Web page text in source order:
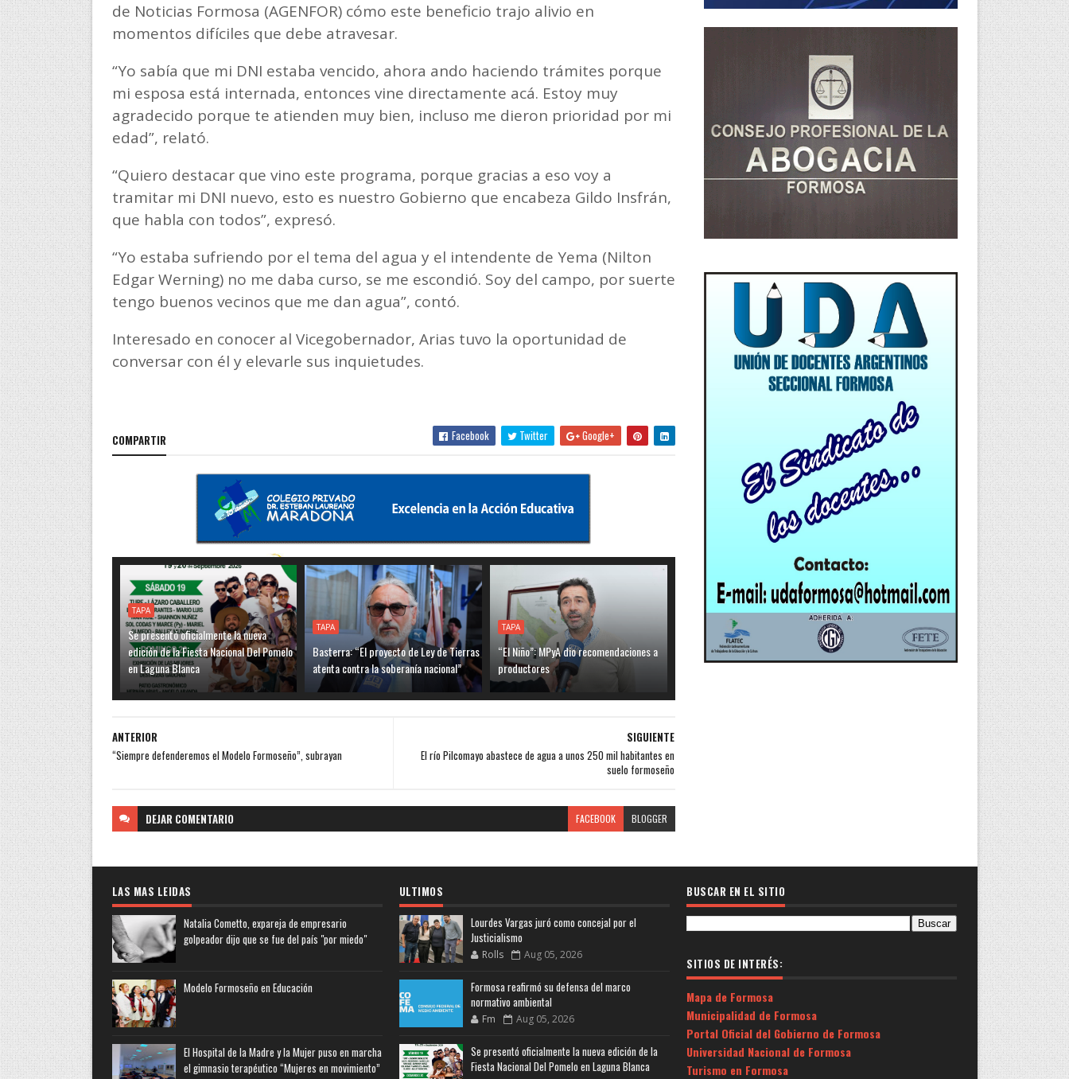
de Noticias Formosa (AGENFOR) cómo este beneficio trajo alivio en
momentos difíciles que debe atravesar.
“Yo sabía que mi DNI estaba vencido, ahora ando haciendo trámites porque
mi esposa está internada, entonces vine directamente acá. Estoy muy
agradecido porque te atienden muy bien, incluso me dieron prioridad por mi
edad”, relató.
“Quiero destacar que vino este programa, porque gracias a eso voy a
tramitar mi DNI nuevo, esto es nuestro Gobierno que encabeza Gildo Insfrán,
que habla con todos”, expresó.
“Yo estaba sufriendo por el tema del agua y el intendente de Yema (Nilton
Edgar Werning) no me daba curso, se me escondió. Soy del campo, por suerte
tengo buenos vecinos que me dan agua”, contó.
Interesado en conocer al Vicegobernador, Arias tuvo la oportunidad de
conversar con él y elevarle sus inquietudes.
COMPARTIR Facebook Twitter Google+
TAPA
Se presentó oficialmente la nueva
edición de la Fiesta Nacional Del Pomelo
en Laguna Blanca
TAPA
Basterra: “El proyecto de Ley de Tierras
atenta contra la soberanía nacional”
TAPA
“El Niño”: MPyA dio recomendaciones a
productores
SIGUIENTE
El río Pilcomayo abastece de agua a unos 250 mil habitantes en
suelo formoseño
ANTERIOR
“Siempre defenderemos el Modelo Formoseño”, subrayan
DEJAR COMENTARIO FACEBOOK BLOGGER
LAS MAS LEIDAS
Natalia Cometto, expareja de empresario
golpeador dijo que se fue del país "por miedo"
Modelo Formoseño en Educación
El Hospital de la Madre y la Mujer puso en marcha
el gimnasio terapéutico “Mujeres en movimiento”
ULTIMOS
Lourdes Vargas juró como concejal por el
Justicialismo
Rolls Aug 05, 2026
Formosa reafirmó su defensa del marco
normativo ambiental
Fm Aug 05, 2026
Se presentó oficialmente la nueva edición de la
Fiesta Nacional Del Pomelo en Laguna Blanca
BUSCAR EN EL SITIO
SITIOS DE INTERÉS:
Mapa de Formosa
Municipalidad de Formosa
Portal Oficial del Gobierno de Formosa
Universidad Nacional de Formosa
Turismo en Formosa